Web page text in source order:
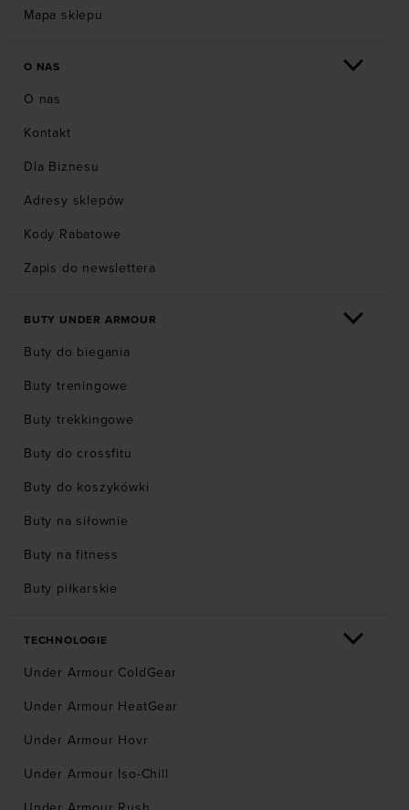
Mapa sklepu
O NAS
O nas
Kontakt
Dla Biznesu
Adresy sklepów
Kody Rabatowe
Zapis do newslettera
BUTY UNDER ARMOUR
Buty do biegania
Buty treningowe
Buty trekkingowe
Buty do crossfitu
Buty do koszykówki
Buty na siłownie
Buty na fitness
Buty piłkarskie
TECHNOLOGIE
Under Armour ColdGear
Under Armour HeatGear
Under Armour Hovr
Under Armour Iso-Chill